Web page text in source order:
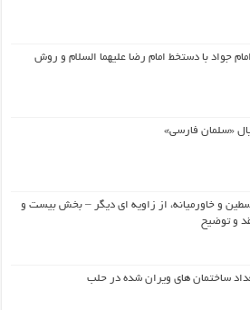
جواد با دستخط امام رضا علیهما السلام و روش
«سلمان فارسی»
و خاورمیانه، از زاویه ای دیگر – بخش بیست و
و توضیح
ساختمان های ویران شده در حلب